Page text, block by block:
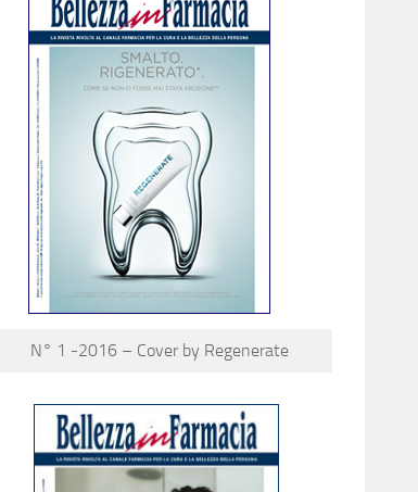
N° 1 -2016 – Cover by Regenerate